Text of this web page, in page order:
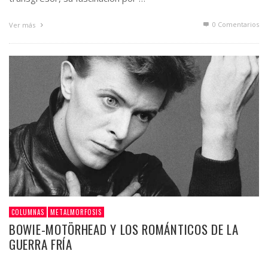
Ver más 0 Comentarios
COLUMNAS METALMORFOSIS
BOWIE-MOTÖRHEAD Y LOS ROMÁNTICOS DE LA
GUERRA FRÍA